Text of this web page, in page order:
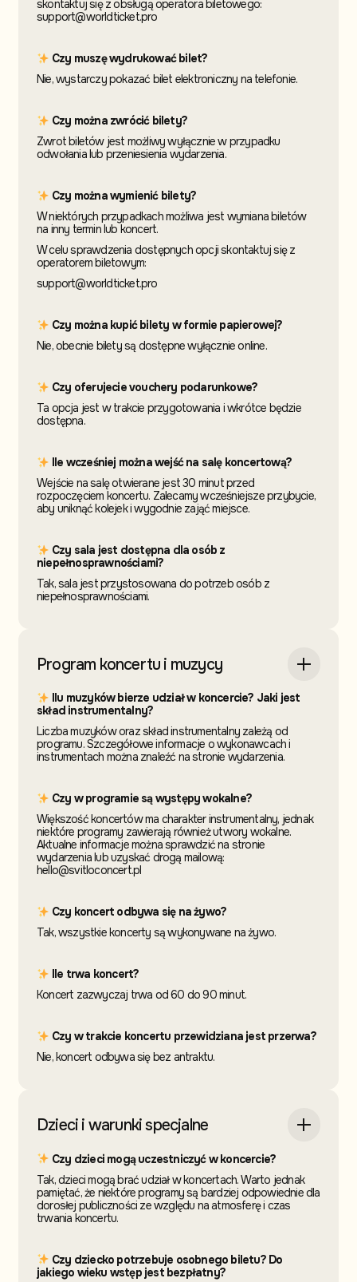
skontaktuj się z obsługą operatora biletowego:
support@worldticket.pro
Czy muszę wydrukować bilet?
Nie, wystarczy pokazać bilet elektroniczny na telefonie.
Czy można zwrócić bilety?
Zwrot biletów jest możliwy wyłącznie w przypadku
odwołania lub przeniesienia wydarzenia.
Czy można wymienić bilety?
W niektórych przypadkach możliwa jest wymiana biletów
na inny termin lub koncert.
W celu sprawdzenia dostępnych opcji skontaktujsię z
operatorem biletowym:
support@worldticket.pro
Czy można kupić bilety w formie papierowej?
Nie, obecnie bilety są dostępne wyłącznie online.
Czy oferujecie vouchery podarunkowe?
Ta opcja jest w trakcie przygotowania i wkrótce będzie
dostępna.
Ile wcześniej można wejść na salę koncertową?
Wejście na salę otwierane jest 30 minut przed
rozpoczęciem koncertu. Zalecamy wcześniejsze przybycie,
aby uniknąć kolejek i wygodnie zająć miejsce.
Czy sala jest dostępna dla osób z
niepełnosprawnościami?
Tak, sala jest przystosowana do potrzeb osób z
niepełnosprawnościami.
Program koncertu i muzycy
Ilu muzyków bierze udział w koncercie? Jaki jest
skład instrumentalny?
Liczba muzyków oraz skład instrumentalny zależą od
programu. Szczegółowe informacje o wykonawcach i
instrumentach można znaleźć na stronie wydarzenia.
Czy w programie są występy wokalne?
Większość koncertów ma charakter instrumentalny, jednak
niektóre programy zawierają również utwory wokalne.
Aktualne informacje można sprawdzić na stronie
wydarzenia lub uzyskać drogą mailową:
hello@svitloconcert.pl
Czy koncert odbywa się na żywo?
Tak, wszystkie koncerty są wykonywane na żywo.
Ile trwa koncert?
Koncert zazwyczaj trwa od 60 do 90 minut.
Czy w trakcie koncertu przewidziana jest przerwa?
Nie, koncert odbywa się bez antraktu.
Dzieci i warunki specjalne
Czy dzieci mogą uczestniczyć w koncercie?
Tak, dzieci mogą brać udział w koncertach. Warto jednak
pamiętać, że niektóre programy są bardziej odpowiednie dla
dorosłej publiczności ze względu na atmosferę i czas
trwania koncertu.
Czy dziecko potrzebuje osobnego biletu? Do
jakiego wieku wstęp jest bezpłatny?